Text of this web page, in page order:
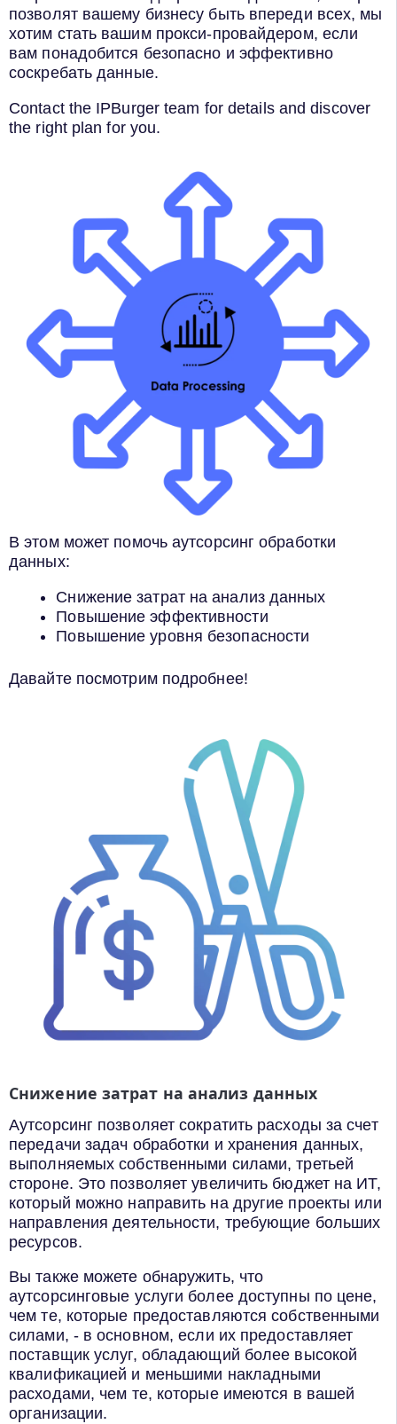
позволят вашему бизнесу быть впереди всех, мы
хотим стать вашим прокси-провайдером, если
вам понадобится безопасно и эффективно
соскребать данные.
Contact the IPBurger team for details and discover
the right plan for you.
В этом может помочь аутсорсинг обработки
данных:
Снижение затрат на анализ данных
Повышение эффективности
Повышение уровня безопасности
Давайте посмотрим подробнее!
Снижение затрат на анализ данных
Аутсорсинг позволяет сократить расходы за счет
передачи задач обработки и хранения данных,
выполняемых собственными силами, третьей
стороне. Это позволяет увеличить бюджет на ИТ,
который можно направить на другие проекты или
направления деятельности, требующие больших
ресурсов.
Вы также можете обнаружить, что
аутсорсинговые услуги более доступны по цене,
чем те, которые предоставляются собственными
силами, - в основном, если их предоставляет
поставщик услуг, обладающий более высокой
квалификацией и меньшими накладными
расходами, чем те, которые имеются в вашей
организации.